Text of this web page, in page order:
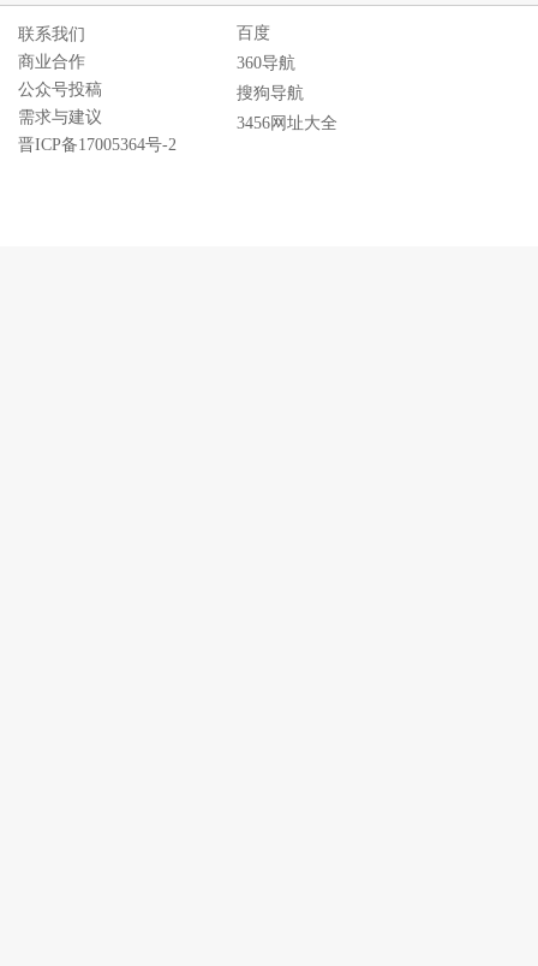
联系我们
商业合作
公众号投稿
需求与建议
晋ICP备17005364号-2
百度
360导航
搜狗导航
3456网址大全